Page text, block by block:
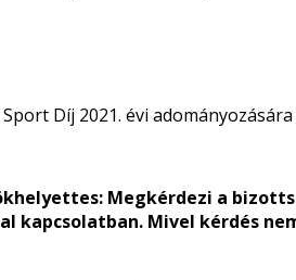
Sport Díj 2021. évi adományozására
Megkérdezi a
kapcsolatban. Mivel kérdés